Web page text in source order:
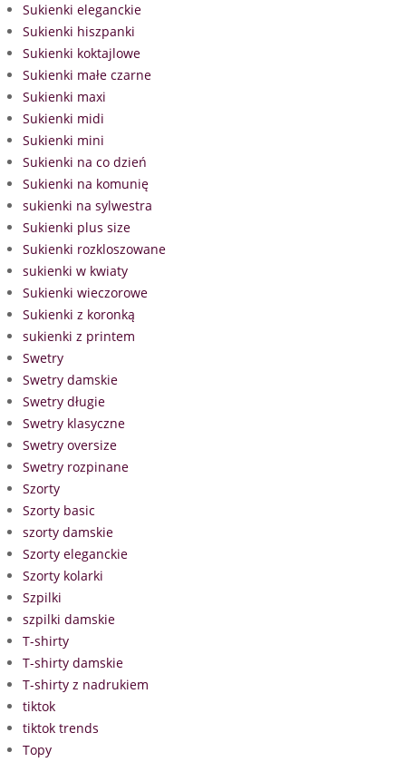
Sukienki eleganckie
Sukienki hiszpanki
Sukienki koktajlowe
Sukienki małe czarne
Sukienki maxi
Sukienki midi
Sukienki mini
Sukienki na co dzień
Sukienki na komunię
sukienki na sylwestra
Sukienki plus size
Sukienki rozkloszowane
sukienki w kwiaty
Sukienki wieczorowe
Sukienki z koronką
sukienki z printem
Swetry
Swetry damskie
Swetry długie
Swetry klasyczne
Swetry oversize
Swetry rozpinane
Szorty
Szorty basic
szorty damskie
Szorty eleganckie
Szorty kolarki
Szpilki
szpilki damskie
T-shirty
T-shirty damskie
T-shirty z nadrukiem
tiktok
tiktok trends
Topy